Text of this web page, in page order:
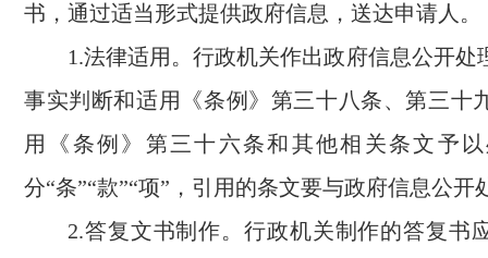
书，通过适当形式提供政府信息，送达申请人。
1.法律适用。行政机关作出政府信息公开处
事实判断和适用《条例》第三十八条、第三十
用《条例》第三十六条和其他相关条文予
分“条”“款”“项”，引用的条文要与政府信息公开
2.答复文书制作。行政机关制作的答复书